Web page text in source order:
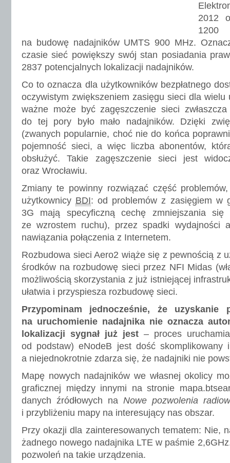
2012
1200
na budowę nadajników UMTS 900 MHz.
czasie sieć powiększy swój stan posiadania
2837 potencjalnych lokalizacji nadajników.
Co to oznacza dla użytkowników bezpłatnego
oczywistym zwiększeniem zasięgu sieci dla wielu
ważne może być zagęszczenie sieci
do tej pory było mało nadajników. Dzięki
(zwanych popularnie, choć nie do końca
pojemność sieci, a więc liczba abonentów,
obsłużyć. Takie zagęszczenie sieci jest
oraz Wrocławiu.
Zmiany te powinny rozwiązać część
użytkownicy BDI: od problemów z zasięgiem w
3G mają specyficzną cechę zmniejszania się
ze wzrostem ruchu), przez spadki wydajności
nawiązania połączenia z Internetem.
Rozbudowa sieci Aero2 wiąże się z pewnością z
środków na rozbudowę sieci przez NFI Midas
możliwością skorzystania z już istniejącej
ułatwia i przyspiesza rozbudowę sieci.
Przypominam jednocześnie, że uzyskanie
na uruchomienie nadajnika nie oznacza
lokalizacji sygnał już jest – proces
od podstaw) eNodeB jest dość skomplikowany i
a niejednokrotnie zdarza się, że nadajniki nie
Mapę nowych nadajników we własnej okolicy
graficznej między innymi na stronie
danych źródłowych na Nowe pozwolenia
i przybliżeniu mapy na interesujący nas obszar.
Przy okazji dla zainteresowanych tematem: Nie,
żadnego nowego nadajnika LTE w paśmie
pozwoleń na takie urządzenia.